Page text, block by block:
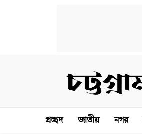
প্রচ্ছদ জাতীয় নগর